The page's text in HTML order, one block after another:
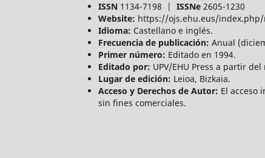
ISSN 1134-7198 | ISSNe 2605-1230
Website: https://ojs.ehu.eus/
Idioma: Castellano e inglés.
Frecuencia de publicación: Anual
Primer número: Editado en 1994.
Editado por: UPV/EHU Press a partir
Lugar de edición: Leioa, Bizkaia.
Acceso y Derechos de Autor: El acceso
sin fines comerciales.